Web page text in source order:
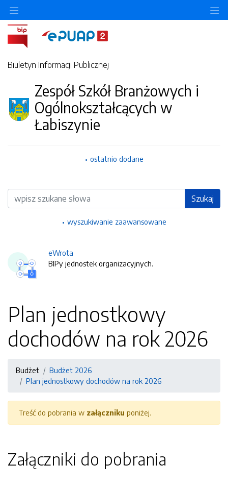
Biuletyn Informacji Publicznej
Zespół Szkół Branżowych i
Ogólnokształcących w
Łabiszynie
ostatnio dodane
Wyszukiwarka Szukaj
wyszukiwanie zaawansowane
eWrota
BIPy jednostek organizacyjnych.
Plan jednostkowy
dochodów na rok 2026
Budżet
Budżet 2026
Plan jednostkowy dochodów na rok 2026
Treść do pobrania w załączniku poniżej.
Załączniki do pobrania